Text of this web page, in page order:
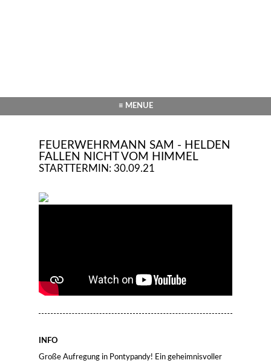
≡ MENUE
FEUERWEHRMANN SAM - HELDEN
FALLEN NICHT VOM HIMMEL
STARTTERMIN: 30.09.21
INFO
Große Aufregung in Pontypandy! Ein geheimnisvoller